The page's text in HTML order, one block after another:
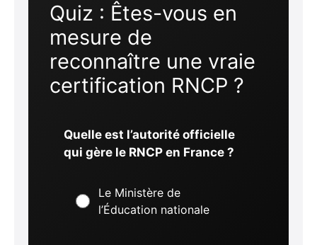
Quiz : Êtes-vous en
mesure de
reconnaître une vraie
certification RNCP ?
Quelle est l’autorité officielle
qui gère le RNCP en France ?
Le Ministère de
l’Éducation nationale